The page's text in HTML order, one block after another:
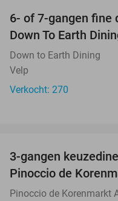
6- of 7-gangen fine
Down To Earth
Down to Earth Dining
Velp
Verkocht: 270
3-gangen
Pinoccio de
Pinoccio de Korenmarkt